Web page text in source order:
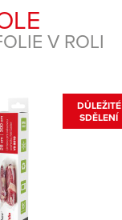
V ROLI
DŮLEŽITÉ
SDĚLENÍ